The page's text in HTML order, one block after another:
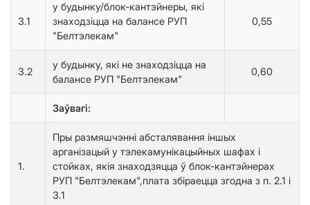
3.1
у будынку/блок-кантэйнеры, які
знаходзіцца на балансе РУП
"Белтэлекам"
0,55
3.2
у будынку, які не знаходзіцца на
балансе РУП "Белтэлекам"
0,60
Заўвагі:
1.
Пры размяшчэнні абсталявання іншых
арганізацый у тэлекамунікацыйных шафах і
стойках, якія знаходзяцца ў блок-кантэйнерах
РУП "Белтэлекам",плата збіраецца згодна з п. 2.1 і
3.1